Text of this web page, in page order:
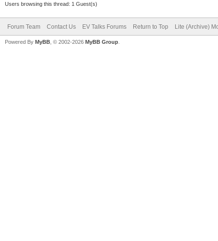
Users browsing this thread: 1 Guest(s)
Forum Team Contact Us EV Talks Forums Return to Top Lite (Archive)
Powered By MyBB , © 2002-2026 MyBB Group